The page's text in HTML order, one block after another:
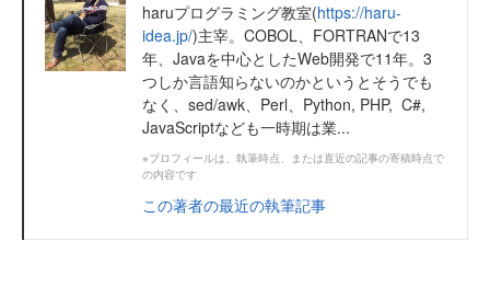
haruプログラミング教室(https://haru-
idea.jp/)主宰。COBOL、FORTRANで13
年、Javaを中心としたWeb開発で11年。3
つしか言語知らないのかというとそうでも
なく、sed/awk、Perl、Python, PHP, C#,
JavaScriptなども一時期は業...
※プロフィールは、執筆時点、または直近の記事の寄稿時点で
の内容です
この著者の最近の執筆記事